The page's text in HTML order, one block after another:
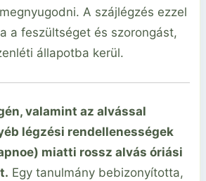
A szájlégzés ezzel
a feszültséget és szorongást,
állapotba kerül.
valamint az alvással
légzési rendellenességek
miatti rossz alvás óriási
Egy tanulmány bebizonyította,